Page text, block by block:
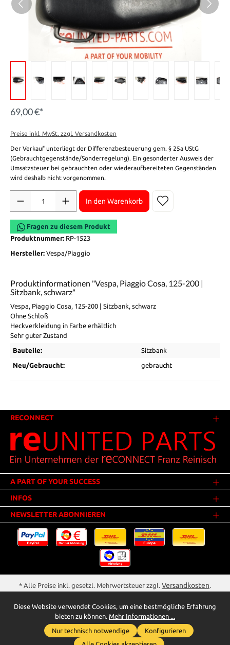
69,00 €*
Preise inkl. MwSt. zzgl. Versandkosten
Der Verkauf unterliegt der Differenzbesteuerung gem. § 25a UStG
(Gebrauchtgegenstände/Sonderregelung). Ein gesonderter Ausweis der
Umsatzsteuer bei gebrauchten oder wiederaufbereiteten Gegenständen
wird deshalb nicht vorgenommen.
In den Warenkorb
Fragen zu diesem Produkt
Produktnummer: RP-1523
Hersteller: Vespa/Piaggio
Produktinformationen "Vespa, Piaggio Cosa, 125-200 |
Sitzbank, schwarz"
Vespa, Piaggio Cosa, 125-200 | Sitzbank, schwarz
Ohne Schloß
Heckverkleidung in Farbe erhältlich
Sehr guter Zustand
Bauteile: Sitzbank
Neu/Gebraucht: gebraucht
RECONNECT
A PART OF YOUR SUCCESS
INFOS
NEWSLETTER ABONNIEREN
* Alle Preise inkl. gesetzl. Mehrwertsteuer zzgl. Versandkosten.
** Der Verkauf unterliegt der Differenzbesteuerung gem. § 25a UStG
(Gebrauchtgegenstände/Sonderregelung). Ein gesonderter Ausweis der
Umsatzsteuer bei gebrauchten oder wiederaufbereiteten Gegenständen
wird deshalb nicht vorgenommen.Whatsapp für Anfragen
Diese Website verwendet Cookies, um eine bestmögliche Erfahrung
bieten zu können. Mehr Informationen ...
Nur technisch notwendige
Konfigurieren